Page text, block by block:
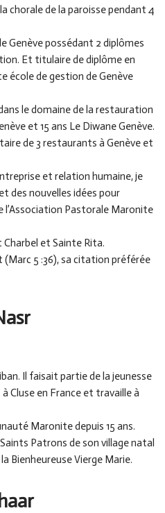
chorale de la paroisse pendant 4
Genève possédant 2 diplômes
Et titulaire de diplôme en
école de gestion de Genève
le domaine de la restauration
et 15 ans Le Diwane Genève.
de 3 restaurants à Genève et
et relation humaine, je
des nouvelles idées pour
l’Association Pastorale Maronite
et Sainte Rita.
(Marc 5 :36), sa citation préférée
Il faisait partie de la jeunesse
Cluse en France et travaille à
Maronite depuis 15 ans.
Patrons de son village natal
Bienheureuse Vierge Marie.
site enregistre mes